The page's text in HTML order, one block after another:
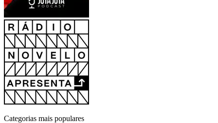
Categorias mais populares